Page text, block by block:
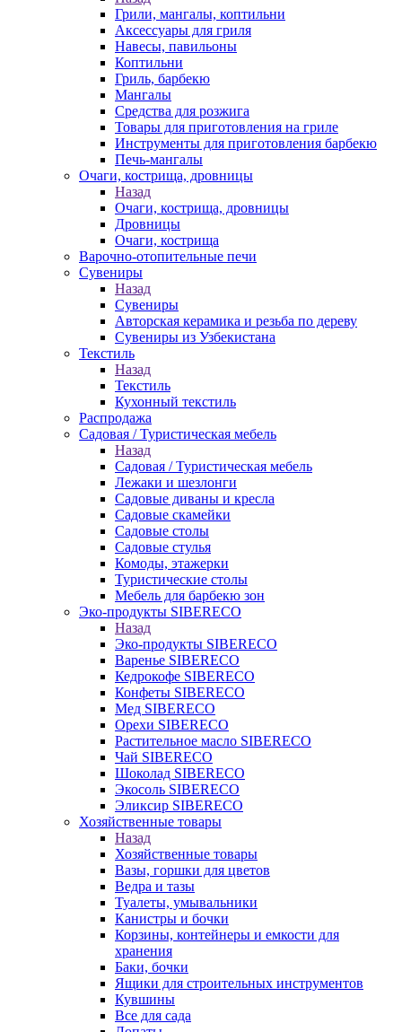
Грили, мангалы, коптильни
Аксессуары для гриля
Навесы, павильоны
Коптильни
Гриль, барбекю
Мангалы
Средства для розжига
Товары для приготовления на гриле
Инструменты для приготовления барбекю
Печь-мангалы
Очаги, кострища, дровницы
Назад
Очаги, кострища, дровницы
Дровницы
Очаги, кострища
Варочно-отопительные печи
Сувениры
Назад
Сувениры
Авторская керамика и резьба по дереву
Сувениры из Узбекистана
Текстиль
Назад
Текстиль
Кухонный текстиль
Распродажа
Садовая / Туристическая мебель
Назад
Садовая / Туристическая мебель
Лежаки и шезлонги
Садовые диваны и кресла
Садовые скамейки
Садовые столы
Садовые стулья
Комоды, этажерки
Туристические столы
Мебель для барбекю зон
Эко-продукты SIBERECO
Назад
Эко-продукты SIBERECO
Варенье SIBERECO
Кедрокофе SIBERECO
Конфеты SIBERECO
Мед SIBERECO
Орехи SIBERECO
Растительное масло SIBERECO
Чай SIBERECO
Шоколад SIBERECO
Экосоль SIBERECO
Эликсир SIBERECO
Хозяйственные товары
Назад
Хозяйственные товары
Вазы, горшки для цветов
Ведра и тазы
Туалеты, умывальники
Канистры и бочки
Корзины, контейнеры и емкости для
хранения
Баки, бочки
Ящики для строительных инструментов
Кувшины
Все для сада